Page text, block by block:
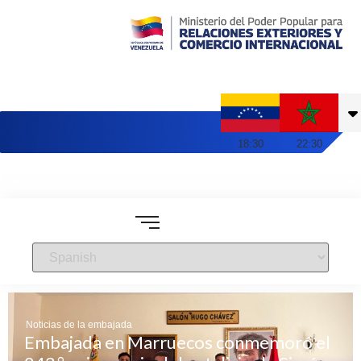
18:30 22:30
Noticias de la embajada
Embajada en Marruecos conmemoró el